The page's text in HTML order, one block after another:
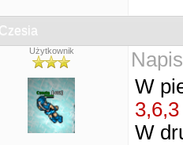
Czesia
Użytkownik
W
3,6,3
W